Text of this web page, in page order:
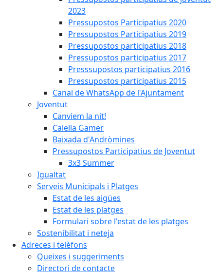
2023
Pressupostos Participatius 2020
Pressupostos Participatius 2019
Pressupostos participatius 2018
Pressupostos participatius 2017
Presssupostos participatius 2016
Pressupostos participatius 2015
Canal de WhatsApp de l'Ajuntament
Joventut
Canviem la nit!
Calella Gamer
Baixada d'Andròmines
Pressupostos Participatius de Joventut
3x3 Summer
Igualtat
Serveis Municipals i Platges
Estat de les aigües
Estat de les platges
Formulari sobre l'estat de les platges
Sostenibilitat i neteja
Adreces i telèfons
Queixes i suggeriments
Directori de contacte